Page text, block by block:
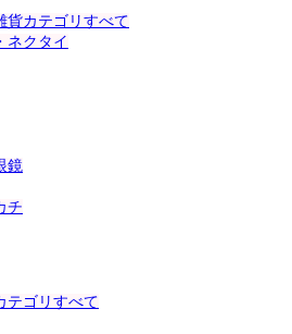
貨カテゴリすべて
ネクタイ
鏡
チ
テゴリすべて